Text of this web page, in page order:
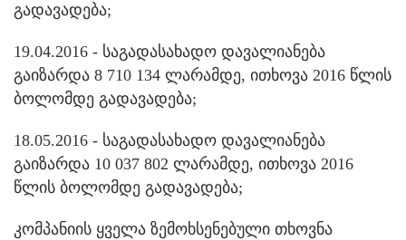
გადავადება;
19.04.2016 - საგადასახადო დავალიანება
გაიზარდა 8 710 134 ლარამდე, ითხოვა 2016 წლის
ბოლომდე გადავადება;
18.05.2016 - საგადასახადო დავალიანება
გაიზარდა 10 037 802 ლარამდე, ითხოვა 2016
წლის ბოლომდე გადავადება;
კომპანიის ყველა ზემოხსენებული თხოვნა